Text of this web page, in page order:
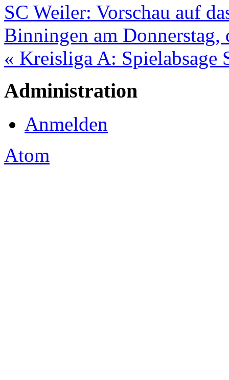
SC Weiler: Vorschau auf
Binningen am
« Kreisliga A: Spielabsage
Administration
Anmelden
Atom